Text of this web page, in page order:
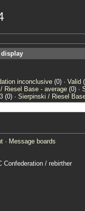
display
inconclusive (0) · Valid
Riesel Base - average(0) ·
(0) · Sierpinski / Riesel
· Message boards
Confederation / rebirther